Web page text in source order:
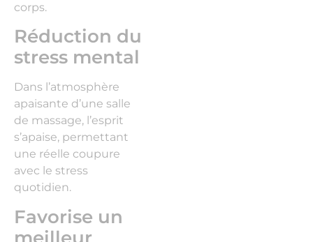
corps.
Réduction du
stress mental
Dans l’atmosphère
apaisante d’une salle
de massage, l’esprit
s’apaise, permettant
une réelle coupure
avec le stress
quotidien.
Favorise un
meilleur